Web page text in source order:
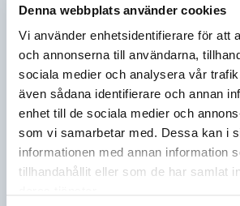
Denna webbplats använder cookies
Vi använder enhetsidentifierare för att
och annonserna till användarna,
sociala medier och analysera vår
även sådana identifierare och annan
enhet till de sociala medier och
som vi samarbetar med. Dessa kan i
informationen med annan information
tillhandahållit eller som de har samlat
5.0